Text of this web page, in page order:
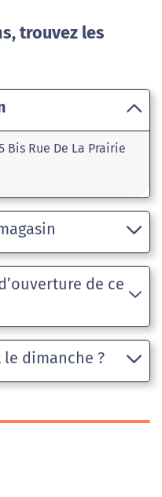
trouvez les
Bis Rue De La Prairie
de ce
le dimanche ?